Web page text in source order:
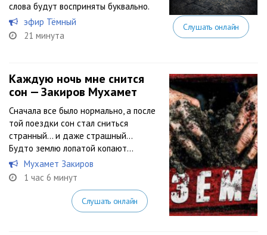
слова будут восприняты буквально.
эфир Тёмный
21 минута
Слушать онлайн
Каждую ночь мне снится
сон — Закиров Мухамет
Сначала все было нормально, а после
той поездки сон стал сниться
странный… и даже страшный…
Будто землю лопатой копают…
Мухамет Закиров
1 час 6 минут
Слушать онлайн